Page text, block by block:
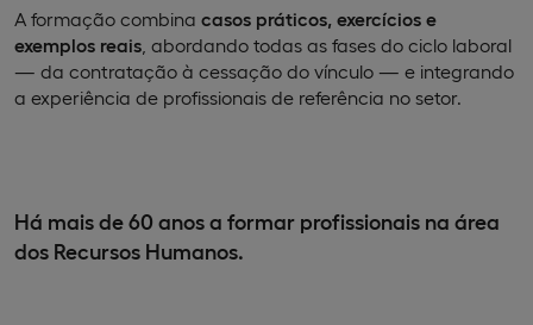
A formação combina casos práticos, exercícios e
exemplos reais , abordando todas as fases do ciclo laboral
— da contratação à cessação do vínculo — e integrando
a experiência de profissionais de referência no setor.
Há mais de 60 anos a formar profissionais na área
dos Recursos Humanos.